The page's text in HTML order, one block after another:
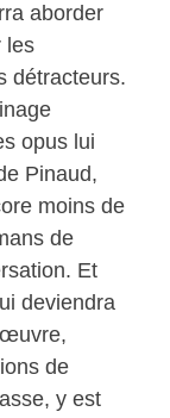
aborder
les
détracteurs.
opus lui
Pinaud,
moins de
de
Et
deviendra
de
y est